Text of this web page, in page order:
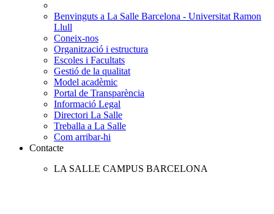
Benvinguts a La Salle Barcelona - Universitat Ramon
Llull
Coneix-nos
Organització i estructura
Escoles i Facultats
Gestió de la qualitat
Model acadèmic
Portal de Transparència
Informació Legal
Directori La Salle
Treballa a La Salle
Com arribar-hi
Contacte
LA SALLE CAMPUS BARCELONA